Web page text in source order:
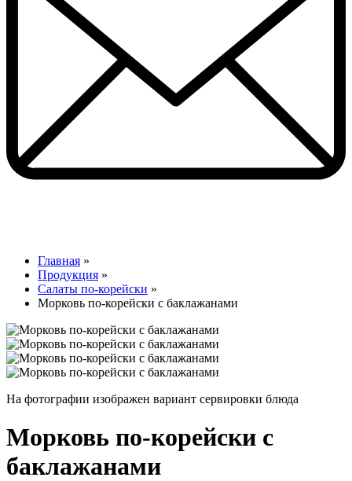
Главная »
Продукция »
Салаты по-корейски »
Морковь по-корейски с баклажанами
На фотографии изображен вариант сервировки блюда
Морковь по-корейски с
баклажанами